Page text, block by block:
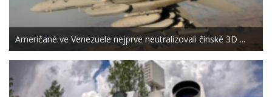
Američané ve Venezuele nejprve neutralizovali čínské 3D ...